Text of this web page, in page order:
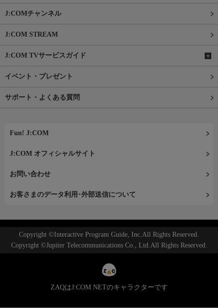
J:COMチャンネル
J:COM STREAM
J:COM TVサービスガイド
イベント・プレゼント
サポート・よくある質問
Fun! J:COM
J:COM オフィシャルサイト
お問い合わせ
お客さまのデータ利用･外部送信について
Copyright ©Interactive Program Guide, Inc.All Rights Reserved.
Copyright ©Jupiter Telecommunications Co., Ltd.All Rights Reserved.
ZAQはJ:COM NETのキャラクターです